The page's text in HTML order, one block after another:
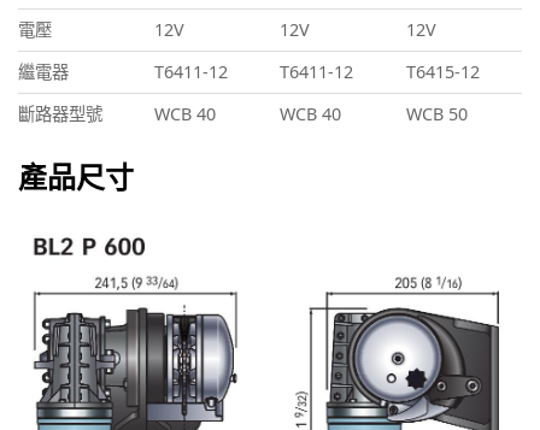
電壓
12V 12V
12V
繼電器
T6411-12 T6411-12
T6415-12
斷路器型號
WCB 40 WCB 40 WCB 50
產品尺寸